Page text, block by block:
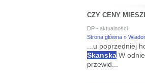
CZY CENY
DP - aktualności
Strona główna »
...u poprzedniej
Skanska W
przewid...